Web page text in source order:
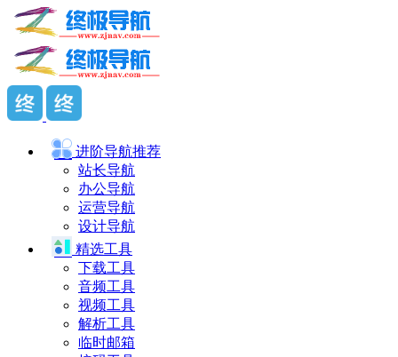
进阶导航推荐
站长导航
办公导航
运营导航
设计导航
精选工具
下载工具
音频工具
视频工具
解析工具
临时邮箱